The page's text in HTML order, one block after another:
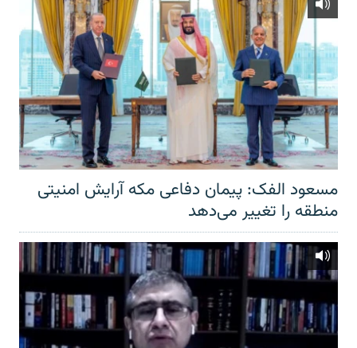
مسعود الفک: پیمان دفاعی مکه آرایش امنیتی
منطقه را تغییر می‌دهد